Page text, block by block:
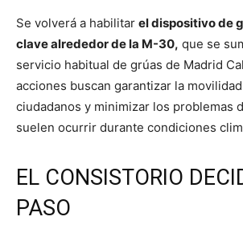
Se volverá a habilitar el dispositivo de
clave alrededor de la M-30, que se
servicio habitual de grúas de Madrid
acciones buscan garantizar la
ciudadanos y minimizar los problemas
suelen ocurrir durante condiciones
EL CONSISTORIO
PASO